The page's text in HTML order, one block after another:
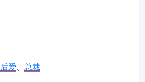
爱、 总裁